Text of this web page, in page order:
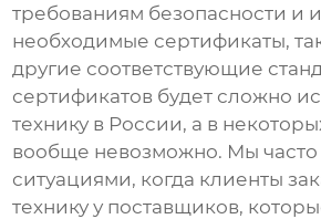
требованиям безопасности и
необходимые сертификаты,
другие соответствующие
сертификатов будет сложно
технику в России, а в
вообще невозможно. Мы часто
ситуациями, когда клиенты
технику у поставщиков,